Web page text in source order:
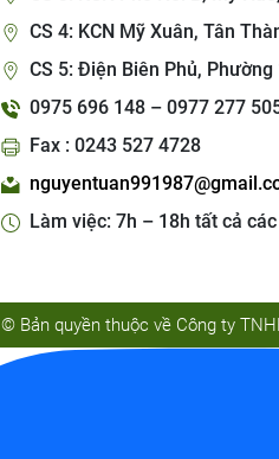
CS 4: KCN Mỹ Xuân, Tân
CS 5: Điện Biên Phủ, Phường
0975 696 148 – 0977 277
Fax : 0243 527 4728
Làm việc: 7h – 18h tất cả
© Bản quyền thuộc về Công ty